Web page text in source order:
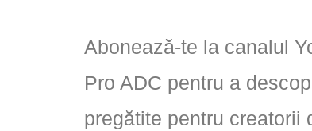
Abonează-te la canalul
Pro ADC pentru a
pregătite pentru creatorii